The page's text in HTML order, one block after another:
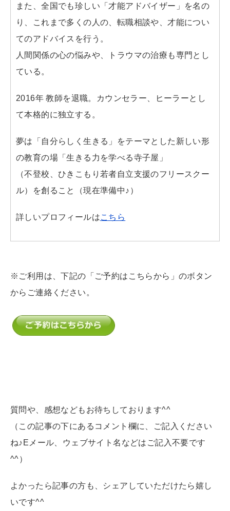
また、全国でも珍しい「才能アドバイザー」を名の
り、これまで多くの人の、転職相談や、才能につい
てのアドバイスを行う。
人間関係の心の悩みや、トラウマの治療も専門とし
ている。
2016年 教師を退職。カウンセラー、ヒーラーとし
て本格的に独立する。
夢は「自分らしく生きる」をテーマとした新しい形
の教育の場「生きる力を学べる寺子屋」
（不登校、ひきこもり若者自立支援のフリースクー
ル）を創ること（現在準備中♪）
詳しいプロフィールはこちら
※ご利用は、下記の「ご予約はこちらから」のボタン
からご連絡ください。
質問や、感想などもお待ちしております^^
（この記事の下にあるコメント欄に、ご記入ください
ね♪Eメール、ウェブサイト名などはご記入不要です
^^）
よかったら記事の方も、シェアしていただけたら嬉し
いです^^